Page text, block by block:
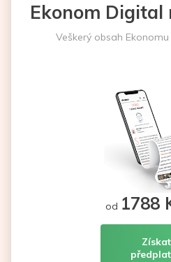
Ekonom Digital
Veškerý obsah
od 1788
Získat